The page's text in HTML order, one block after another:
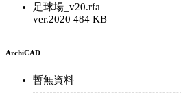
足球場_v20.rfa
ver.2020 484 KB
ArchiCAD
暫無資料